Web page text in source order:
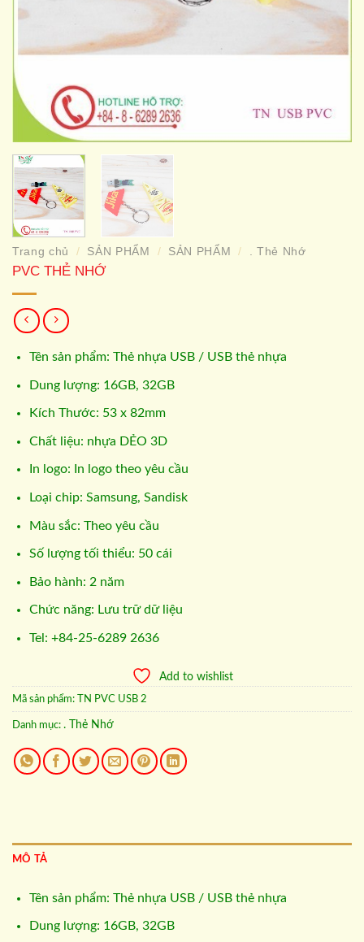
Trang chủ / SẢN PHẨM / SẢN PHẨM / . Thẻ Nhớ
PVC THẺ NHỚ
Tên sản phẩm: Thẻ nhựa USB / USB thẻ nhựa
Dung lượng: 16GB, 32GB
Kích Thước: 53 x 82mm
Chất liệu: nhựa DẺO 3D
In logo: In logo theo yêu cầu
Loại chip: Samsung, Sandisk
Màu sắc: Theo yêu cầu
Số lượng tối thiểu: 50 cái
Bảo hành: 2 năm
Chức năng: Lưu trữ dữ liệu
Tel: +84-25-6289 2636
Add to wishlist
Mã sản phẩm: TN PVC USB 2
Danh mục: . Thẻ Nhớ
MÔ TẢ
Tên sản phẩm: Thẻ nhựa USB / USB thẻ nhựa
Dung lượng: 16GB, 32GB